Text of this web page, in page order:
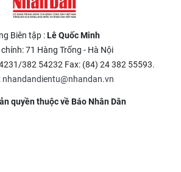
Biên tập :Lê Quốc Minh
71 Hàng Trống - Hà Nội
382 54232 Fax: (84) 24 382 55593.
nhandandientu@nhandan.vn
quyền thuộc về Báo Nhân Dân